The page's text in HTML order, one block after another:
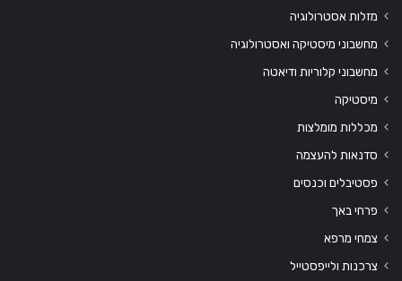
מזלות אסטרולוגיה
מחשבוני מיסטיקה ואסטרולוגיה
מחשבוני קלוריות ודיאטה
מיסטיקה
מכללות מומלצות
סדנאות להעצמה
פסטיבלים וכנסים
פרחי באך
צמחי מרפא
צרכנות ולייפסטייל